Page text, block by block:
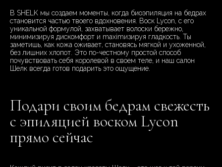
В SHELK мы создаем моменты, когда биоэпиляция на бедрах
становится частью твоего вдохновения. Воск Lycon, с его
уникальной формулой, захватывает волоски бережно,
минимизируя дискомфорт и maximизируя гладкость. Ты
заметишь, как кожа оживает, становясь мягкой и ухоженной,
без лишних хлопот. Это по-честному простой способ
почувствовать себя королевой в своем теле, и наш салон
Шелк всегда готов подарить это ощущение.
Подари своим бедрам свежесть
с эпиляцией воском Lycon
прямо сейчас